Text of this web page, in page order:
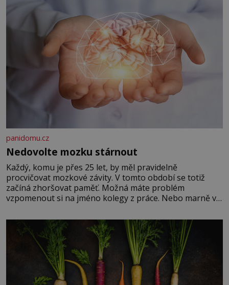
panidomu.cz
Nedovolte mozku stárnout
Každý, komu je přes 25 let, by měl pravidelně
procvičovat mozkové závity. V tomto období se totiž
začíná zhoršovat paměť. Možná máte problém
vzpomenout si na jméno kolegy z práce. Nebo marně v
Je to opravdu tak, s věkem jako kdyby se paměť
rozhodla stávkovat. Cvičte